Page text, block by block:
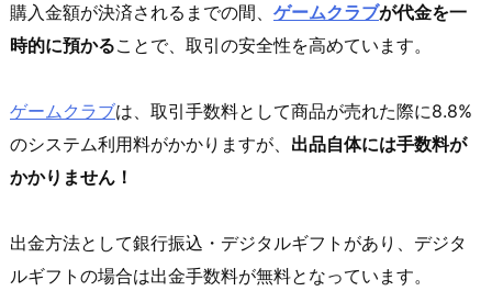
購入金額が決済されるまでの間、 ゲームクラブが代金を一
時的に預かることで、取引の安全性を高めています。
ゲームクラブは、取引手数料として商品が売れた際に8.8%
のシステム利用料がかかりますが、 出品自体には手数料が
かかりません！
出金方法として銀行振込・デジタルギフトがあり、デジタ
ルギフトの場合は出金手数料が無料となっています。